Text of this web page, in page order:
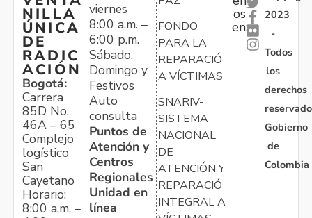
NILLA
ÚNICA
DE
RADIC
ACIÓN
Bogotá:
Carrera
85D No.
46A – 65
Complejo
logístico
San
Cayetano
Horario:
8:00 a.m. –
viernes
8:00 a.m. –
6:00 p.m.
Sábado,
Domingo y
Festivos
Auto
consulta
Puntos de
Atención y
Centros
Regionales
Unidad en
línea
FONDO
PARA LA
REPARACIÓN
A VÍCTIMAS
SNARIV-
SISTEMA
NACIONAL
DE
ATENCIÓN Y
REPARACIÓN
INTEGRAL A
os
en:
2023
-
Todos
los
derechos
Gobierno
de
Colombia